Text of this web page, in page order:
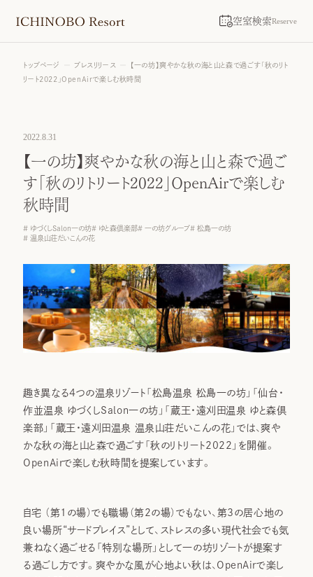
空室検索Reserve
トップページ プレスリリース
【一の坊】爽やかな秋の海と山と森で過ごす「秋のリト
リート2022」OpenAirで楽しむ秋時間
2022.8.31
【一の坊】爽やかな秋の海と山と森で過ご
す「秋のリトリート2022」OpenAirで楽しむ
秋時間
ゆづくしSalon一の坊 ゆと森倶楽部 一の坊グループ
松島一の坊
温泉山荘だいこんの花
趣き異なる4つの温泉リゾート「松島温泉 松島一の坊」「仙台・
作並温泉 ゆづくしSalon一の坊」「蔵王・遠刈田温泉 ゆと森倶
楽部」「蔵王・遠刈田温泉 温泉山荘だいこんの花」では、爽や
かな秋の海と山と森で過ごす「秋のリトリート2022」を開催。
OpenAirで楽しむ秋時間を提案しています。
自宅 （第1の場）でも職場（第2の場）でもない、第3の居心地の
良い場所“サードプレイス”として、ストレスの多い現代社会でも気
兼ねなく過ごせる「特別な場所」として一の坊リゾートが提案す
る過ごし方です。爽やかな風が心地よい秋は、OpenAirで楽し